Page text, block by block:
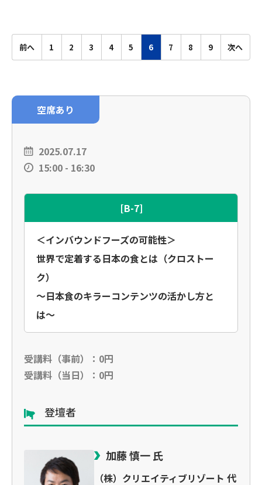
前へ 1 2 3 4 5 6 7 8 9 次へ
空席あり
2025.07.17
15:00 - 16:30
[B-7]
＜インバウンドフーズの可能性＞
世界で定着する日本の食とは（クロストー
ク）
〜日本食のキラーコンテンツの活かし方と
は〜
受講料（事前）：0円
受講料（当日）：0円
登壇者
加藤 慎一 氏
（株）クリエイティブリゾート 代